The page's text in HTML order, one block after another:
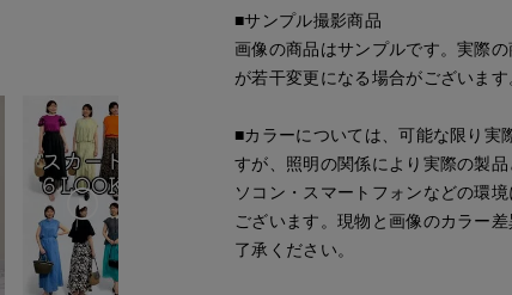
■サンプル撮影商品
画像の商品はサンプルです。実際
が若干変更になる場合がございます
■カラーについては、可能な限り実
すが、照明の関係により実際の製
ソコン・スマートフォンなどの環
ございます。現物と画像のカラー
了承ください。